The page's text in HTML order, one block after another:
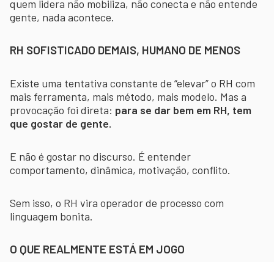
quem lidera não mobiliza, não conecta e não entende
gente, nada acontece.
RH SOFISTICADO DEMAIS, HUMANO DE MENOS
Existe uma tentativa constante de “elevar” o RH com
mais ferramenta, mais método, mais modelo. Mas a
provocação foi direta: para se dar bem em RH, tem
que gostar de gente.
E não é gostar no discurso. É entender
comportamento, dinâmica, motivação, conflito.
Sem isso, o RH vira operador de processo com
linguagem bonita.
O QUE REALMENTE ESTÁ EM JOGO